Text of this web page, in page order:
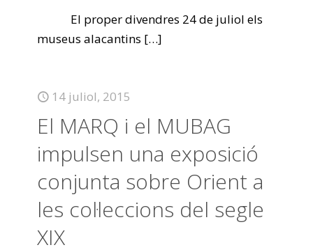
El proper divendres 24 de juliol els
museus alacantins […]
14 juliol, 2015
El MARQ i el MUBAG
impulsen una exposició
conjunta sobre Orient a
les col·leccions del segle
XIX